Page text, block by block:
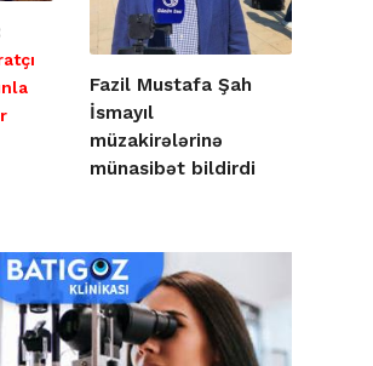
Fazil Mustafa Şah
İsmayıl
müzakirələrinə
münasibət bildirdi